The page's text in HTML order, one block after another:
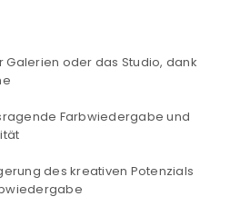
Galerien oder das Studio, dank
Farbwiedergabe und
des kreativen Potenzials